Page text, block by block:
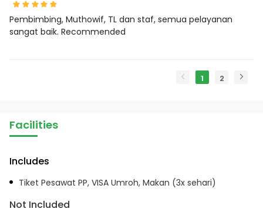
Pembimbing, Muthowif, TL dan staf, semua pelayanan
sangat baik. Recommended
1 2
Facilities
Includes
Tiket Pesawat PP, VISA Umroh, Makan (3x sehari)
Not Included